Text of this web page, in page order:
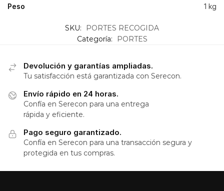
Peso 1 kg
SKU:
PORTES RECOGIDA
Categoría:
PORTES
Devolución y garantías ampliadas.
Tu satisfacción está garantizada con Serecon.
Envío rápido en 24 horas.
Confía en Serecon para una entrega
rápida y eficiente.
Pago seguro garantizado.
Confía en Serecon para una transacción segura y
protegida en tus compras.